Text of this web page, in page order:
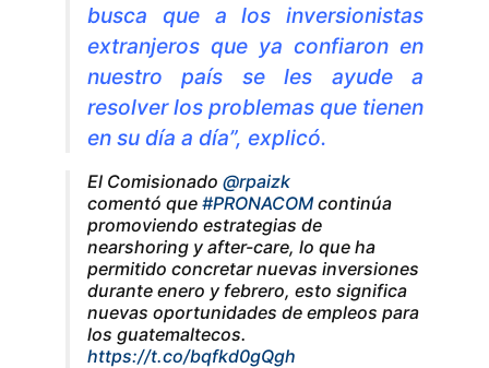
busca que a los inversionistas
extranjeros que ya confiaron en
nuestro país se les ayude a
resolver los problemas que tienen
en su día a día”, explicó.
El Comisionado @rpaizk
comentó que #PRONACOMcontinúa
promoviendo estrategias de
nearshoring y after-care, lo que ha
permitido concretar nuevas inversiones
durante enero y febrero, esto significa
nuevas oportunidades de empleos para
los guatemaltecos.
https://t.co/bqfkd0gQgh